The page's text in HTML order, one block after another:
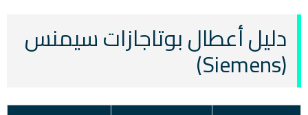
دليل أعطال بوتاجازات سيمنس
(Siemens)